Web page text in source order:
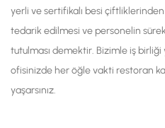
yerli ve sertifikalı besi
tedarik edilmesi ve personelin
tutulması demektir. Bizimle iş birliği
ofisinizde her öğle vakti restoran
yaşarsınız.